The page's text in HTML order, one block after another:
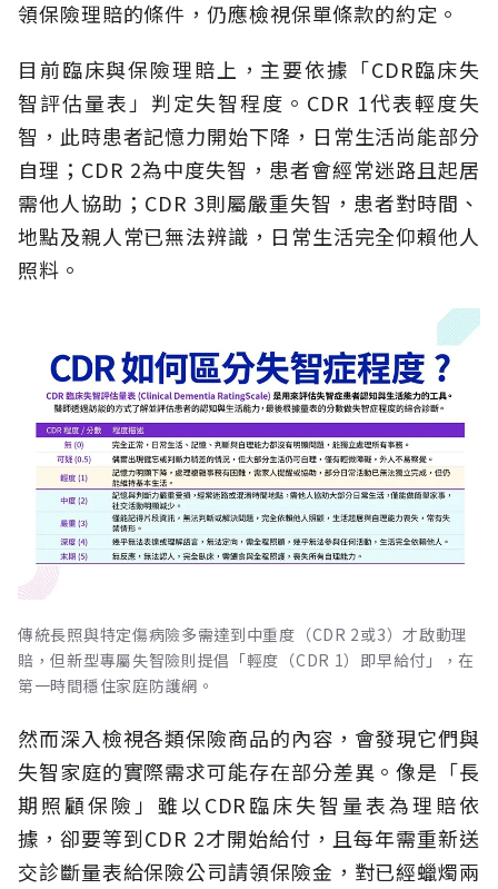
領保險理賠的條件，仍應檢視保單條款的約定。
目前臨床與保險理賠上，主要依據「CDR臨床失
智評估量表」判定失智程度。CDR 1代表輕度失
智，此時患者記憶力開始下降，日常生活尚能部分
自理；CDR 2為中度失智，患者會經常迷路且起居
需他人協助；CDR 3則屬嚴重失智，患者對時間、
地點及親人常已無法辨識，日常生活完全仰賴他人
照料。
傳統長照與特定傷病險多需達到中重度（CDR 2或3）才啟動理
賠，但新型專屬失智險則提倡「輕度（CDR 1）即早給付」，在
第一時間穩住家庭防護網。
然而深入檢視各類保險商品的內容，會發現它們與
失智家庭的實際需求可能存在部分差異。像是「長
期照顧保險」雖以CDR臨床失智量表為理賠依
據，卻要等到CDR 2才開始給付，且每年需重新送
交診斷量表給保險公司請領保險金，對已經蠟燭兩